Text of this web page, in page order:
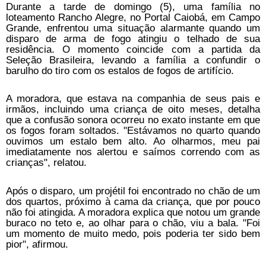
Durante a tarde de domingo (5), uma família no
loteamento Rancho Alegre, no Portal Caiobá, em Campo
Grande, enfrentou uma situação alarmante quando um
disparo de arma de fogo atingiu o telhado de sua
residência. O momento coincide com a partida da
Seleção Brasileira, levando a família a confundir o
barulho do tiro com os estalos de fogos de artifício.
A moradora, que estava na companhia de seus pais e
irmãos, incluindo uma criança de oito meses, detalha
que a confusão sonora ocorreu no exato instante em que
os fogos foram soltados. "Estávamos no quarto quando
ouvimos um estalo bem alto. Ao olharmos, meu pai
imediatamente nos alertou e saímos correndo com as
crianças", relatou.
Após o disparo, um projétil foi encontrado no chão de um
dos quartos, próximo à cama da criança, que por pouco
não foi atingida. A moradora explica que notou um grande
buraco no teto e, ao olhar para o chão, viu a bala. "Foi
um momento de muito medo, pois poderia ter sido bem
pior", afirmou.